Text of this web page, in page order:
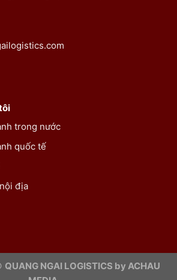
trong nước
quốc tế
địa
QUANG NGAI LOGISTICS by ACHAU